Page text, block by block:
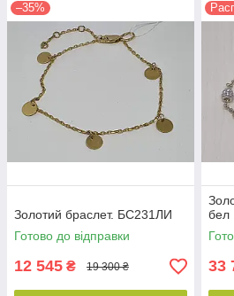
–35%
Золотий браслет. БС231ЛИ
Готово до відправки
12 545 ₴ 19 300 ₴
бел
33